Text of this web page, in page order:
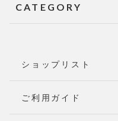
CATEGORY
ショップリスト
ご利用ガイド